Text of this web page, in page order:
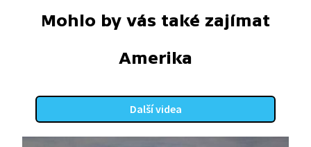
Mohlo by vás také zajímat
Amerika
Další videa